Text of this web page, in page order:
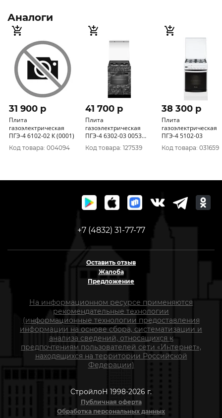
Аналоги
31 900 p
Плита
газоэлектрическая
ПГЭ-4 6102-02 К (0001)
Код товара: 004094
41 700 p
Плита
газоэлектрическая
ПГЭ-4 6302-03 0053
(85х60х60) фасад с
рисунком мрамор
Код товара: 127539
38 300 p
Плита
газоэлектрическая
ПГЭ-4 5102-03
Код товара: 031659
+7 (4832) 31-77-77
Оставить отзыв
Жалоба
Предложение
На информационном ресурсе применяются
рекомендательные технологии
(информационные технологии предоставления
информации на основе сбора, систематизации и
анализа сведений, относящихся к
предпочтениям пользователей сети «Интернет»,
находящихся на территории Российской
Федерации)
СтройлоН 1998-2026 г.
Публичная оферта
Обработка персональных данных